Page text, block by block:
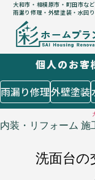
大和市・相模原市・町田市な
雨漏り修理・外壁塗装・水回
はじめての方
５つのコ
施工まで
お客様の声
個人のお客
雨漏り修理外壁塗装
内装・リフォーム 施
洗面台の